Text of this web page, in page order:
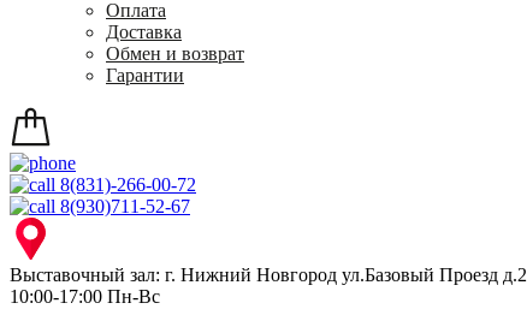
Оплата
Доставка
Обмен и возврат
Гарантии
8(831)-266-00-72
8(930)711-52-67
Выставочный зал: г. Нижний Новгород ул.Базовый Проезд д.2
10:00-17:00 Пн-Вс